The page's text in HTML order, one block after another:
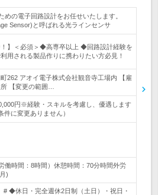
めの電子回路設計をお任せいたします。
Sensor)と呼ばれる光ラインセンサ
！】＜必須＞◆高専卒以上 ◆回路設計経験を
用される製品作りに携わりたい方必見！
262 アオイ電子株式会社観音寺工場内 【雇
【変更の範囲…
円※経験・スキルを考慮し、優遇します
に変更ありません）
働時間：8時間）休憩時間：70分時間外労
)
# ◆休日・完全週休2日制（土日）・祝日・